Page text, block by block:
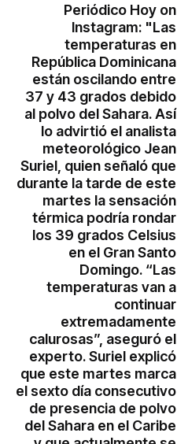
Periódico Hoy on
Instagram: "Las
temperaturas en
República Dominicana
están oscilando entre
37 y 43 grados debido
al polvo del Sahara. Así
lo advirtió el analista
meteorológico Jean
Suriel, quien señaló que
durante la tarde de este
martes la sensación
térmica podría rondar
los 39 grados Celsius
en el Gran Santo
Domingo. “Las
temperaturas van a
continuar
extremadamente
calurosas”, aseguró el
experto. Suriel explicó
que este martes marca
el sexto día consecutivo
de presencia de polvo
del Sahara en el Caribe